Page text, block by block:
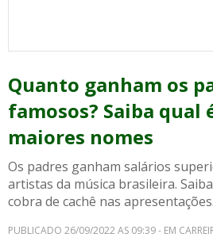
Quanto ganham os
famosos? Saiba qual
maiores nomes
Os padres ganham salários
artistas da música brasileira.
cobra de cachê nas apresentações.
PUBLICADO 26/09/2022 AS 09:39 - EM